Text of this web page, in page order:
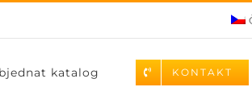
katalog KONTAKT